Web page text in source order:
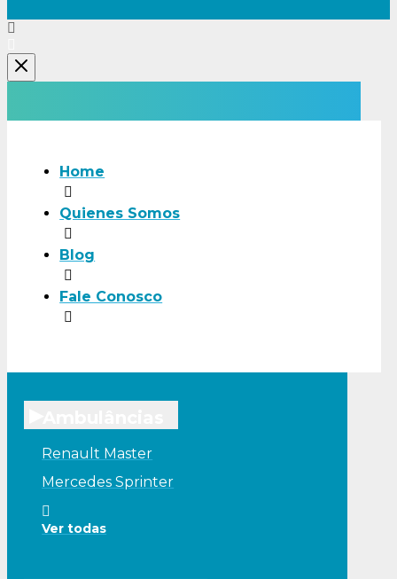
Home
Quienes Somos
Blog
Fale Conosco
Renault Master
Mercedes Sprinter
Ver todas